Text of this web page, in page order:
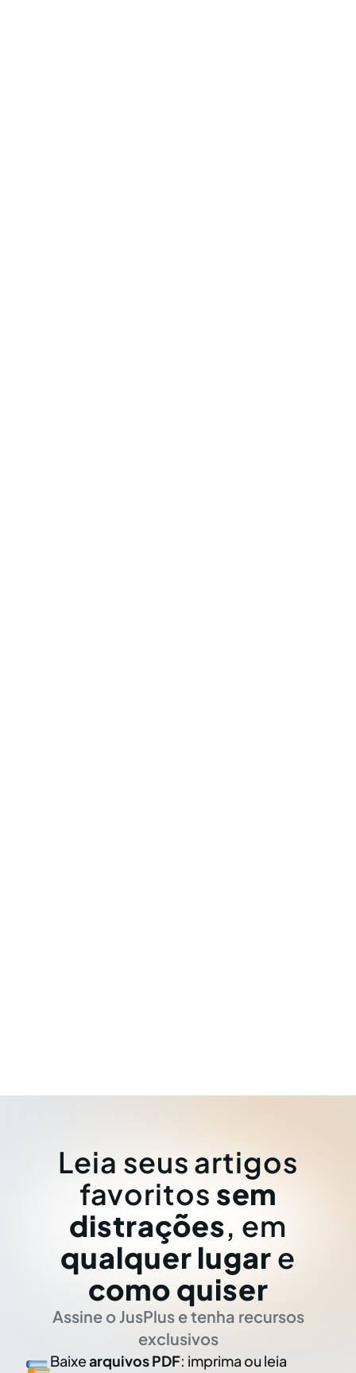
Leia seus artigos
favoritos sem
distrações, em
qualquer lugar e
como quiser
Assine o JusPlus e tenha recursos
exclusivos
Baixearquivos PDF: imprima ou leia